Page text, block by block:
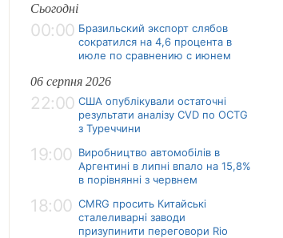
Сьогодні
00:00 Бразильский экспорт слябов
сократился на 4,6 процента в
июле по сравнению с июнем
06 серпня 2026
22:00 США опублікували остаточні
результати аналізу CVD по OCTG
з Туреччини
19:00 Виробництво автомобілів в
Аргентині в липні впало на 15,8%
в порівнянні з червнем
18:00 CMRG просить Китайські
сталеливарні заводи
призупинити переговори Rio